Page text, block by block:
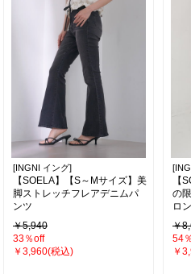
[INGNI イング]
【SOELA】【S～Mサイズ】美
脚ストレッチフレアデニムパ
ンツ
￥5,940
33％off
￥3,960(税込)
【
の
ロ
￥
54
￥